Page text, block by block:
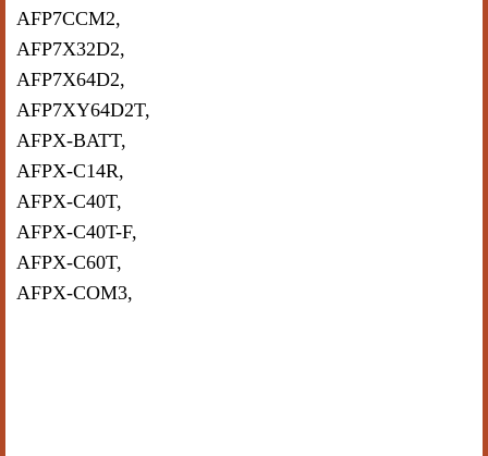
AFP7CCM2,
AFP7X32D2,
AFP7X64D2,
AFP7XY64D2T,
AFPX-BATT,
AFPX-C14R,
AFPX-C40T,
AFPX-C40T-F,
AFPX-C60T,
AFPX-COM3,